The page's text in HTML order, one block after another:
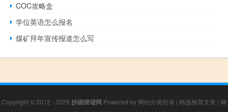
COC攻略盒
学位英语怎么报名
煤矿拜年宣传报道怎么写
Copyright © 2012 - 2026 抄碰猜谜网 Powered by 网站分类目录 | 精选推荐文章 | 网